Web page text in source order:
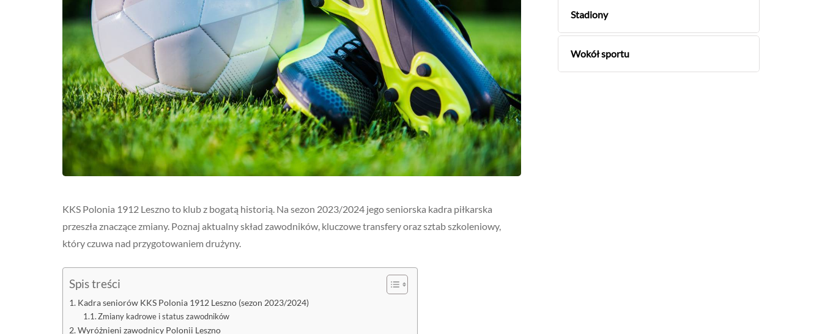
KKS Polonia 1912 Leszno to klub z bogatą historią. Na sezon 2023/2024 jego seniorska kadra piłkarska
przeszła znaczące zmiany. Poznaj aktualny skład zawodników, kluczowe transfery oraz sztab szkoleniowy,
który czuwa nad przygotowaniem drużyny.
Spis treści
Kadra seniorów KKS Polonia 1912 Leszno (sezon 2023/2024)
Zmiany kadrowe i status zawodników
Wyróżnieni zawodnicy Polonii Leszno
Stadiony
Wokół sportu